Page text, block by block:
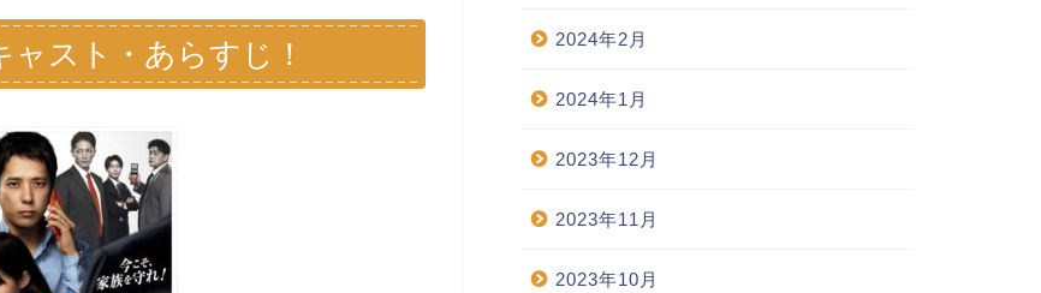
スト・あらすじ！ 2024年2月
2024年1月
2023年12月
2023年11月
2023年10月